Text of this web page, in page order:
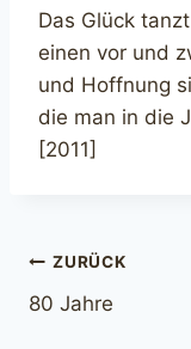
Das Glück
einen vor und
und Hoffnung
die man in die
[2011]
ZURÜCK
80 Jahre